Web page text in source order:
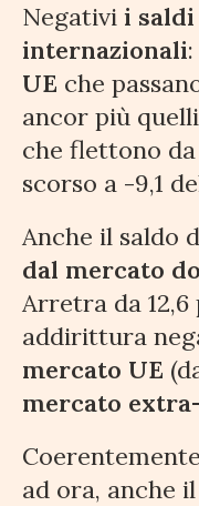
Negativi i
internazionali
UE che
ancor più
che flettono
scorso a -9,1
Anche il saldo
dal mercato
Arretra da 12,6
addirittura
mercato UE
mercato
ad ora, anche